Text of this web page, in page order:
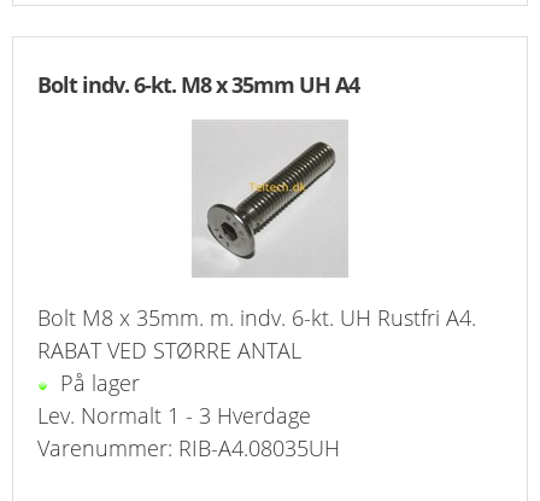
Bolt indv. 6-kt. M8 x 35mm UH A4
Bolt M8 x 35mm. m. indv. 6-kt. UH Rustfri A4.
RABAT VED STØRRE ANTAL
På lager
Lev. Normalt 1 - 3 Hverdage
Varenummer: RIB-A4.08035UH